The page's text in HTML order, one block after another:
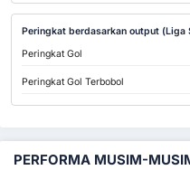
Peringkat berdasarkan output (Liga
Peringkat Gol
Peringkat Gol Terbobol
PERFORMA MUSIM-